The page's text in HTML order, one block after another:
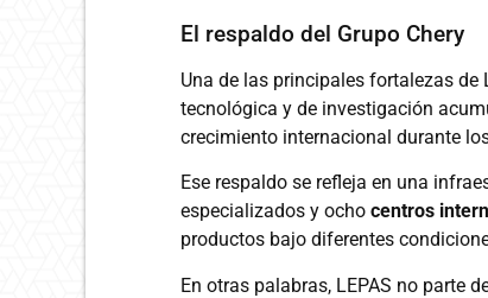
El respaldo del Grupo Chery
Una de las principales fortalezas
tecnológica y de investigación
crecimiento internacional durante
Ese respaldo se refleja en una
especializados y ocho centros
productos bajo diferentes
En otras palabras, LEPAS no parte